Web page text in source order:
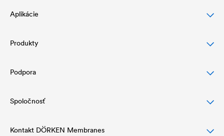
Aplikácie
Ochrana šikmej strechy
Ochrana a dizajn fasády
Drenáž a ochrana plochej strechy
Hydroizolácia a drenáž
Produkty
Podstrešné fólie
Vzduchotesné vrstvy a parozábrany
Tesniaci program a strešné doplnky
Podpora
Na stiahnutie
Referencie
Spoločnosť
Štruktúra
Kontakt DÖRKEN Membranes